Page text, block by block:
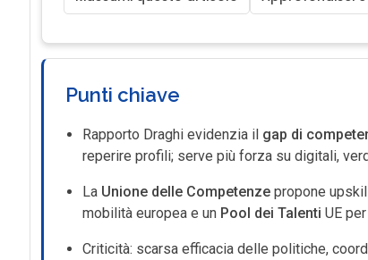
Punti chiave
Rapporto Draghi evidenzia il gap di
reperire profili; serve più forza su digitali,
La Unione delle Competenzepropone
mobilità europea e un Pool dei Talenti UE
Criticità: scarsa efficacia delle politiche,